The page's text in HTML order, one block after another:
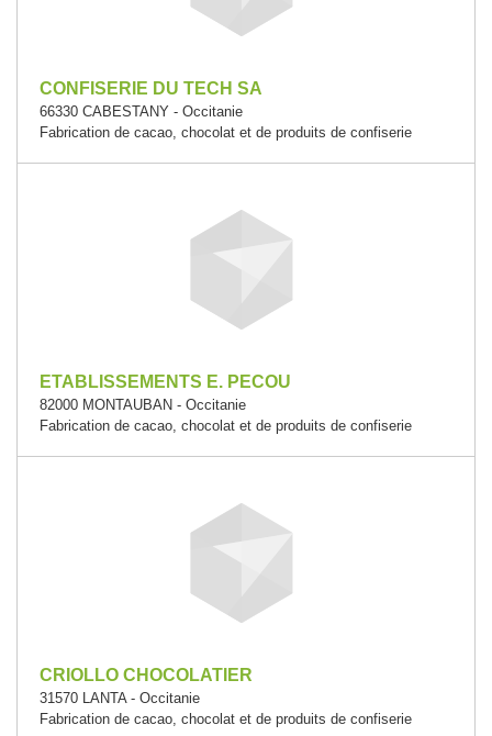
CONFISERIE DU TECH SA
66330 CABESTANY - Occitanie
Fabrication de cacao, chocolat et de produits de confiserie
ETABLISSEMENTS E. PECOU
82000 MONTAUBAN - Occitanie
Fabrication de cacao, chocolat et de produits de confiserie
CRIOLLO CHOCOLATIER
31570 LANTA - Occitanie
Fabrication de cacao, chocolat et de produits de confiserie